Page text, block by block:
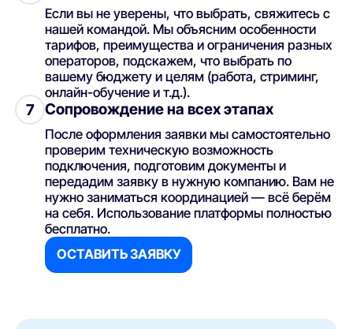
Если вы не уверены, что выбрать, свяжитесь с
нашей командой. Мы объясним особенности
тарифов, преимущества и ограничения разных
операторов, подскажем, что выбрать по
вашему бюджету и целям (работа, стриминг,
онлайн-обучение и т.д.).
7 Сопровождение на всех этапах
После оформления заявки мы самостоятельно
проверим техническую возможность
подключения, подготовим документы и
передадим заявку в нужную компанию. Вам не
нужно заниматься координацией — всё берём
на себя. Использование платформы полностью
бесплатно.
ОСТАВИТЬ ЗАЯВКУ